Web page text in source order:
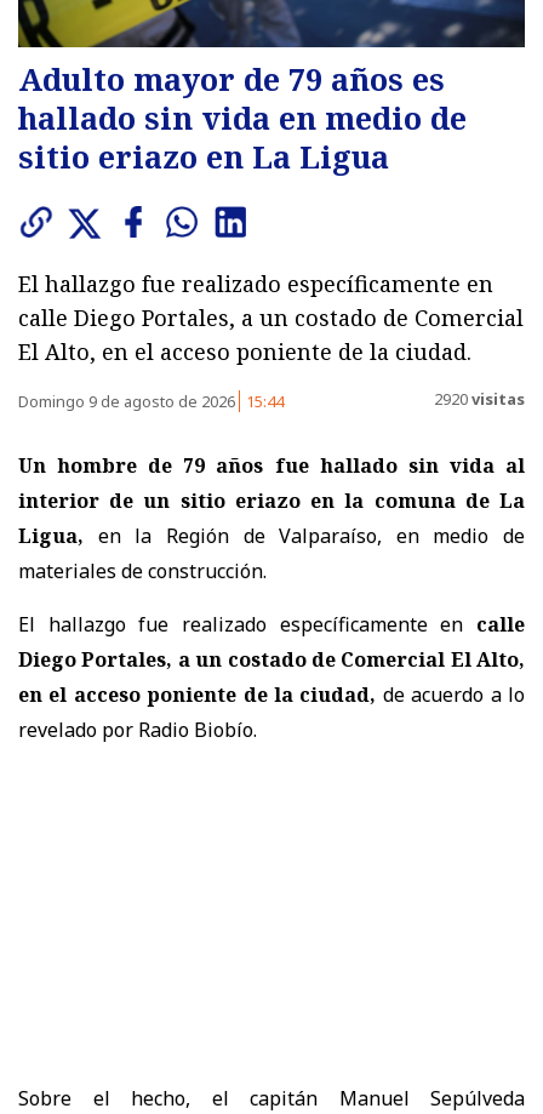
Adulto mayor de 79 años es
hallado sin vida en medio de
sitio eriazo en La Ligua
El hallazgo fue realizado específicamente en
calle Diego Portales, a un costado de Comercial
El Alto, en el acceso poniente de la ciudad.
Domingo 9 de agosto de 2026 15:44 2920visitas
Un hombre de 79 años fue hallado sin vida al
interior de un sitio eriazo en la comuna de La
Ligua, en la Región de Valparaíso, en medio de
materiales de construcción.
El hallazgo fue realizado específicamente en calle
Diego Portales, a un costado de Comercial El Alto,
en el acceso poniente de la ciudad, de acuerdo a lo
revelado por Radio Biobío.
Sobre el hecho, el capitán Manuel Sepúlveda